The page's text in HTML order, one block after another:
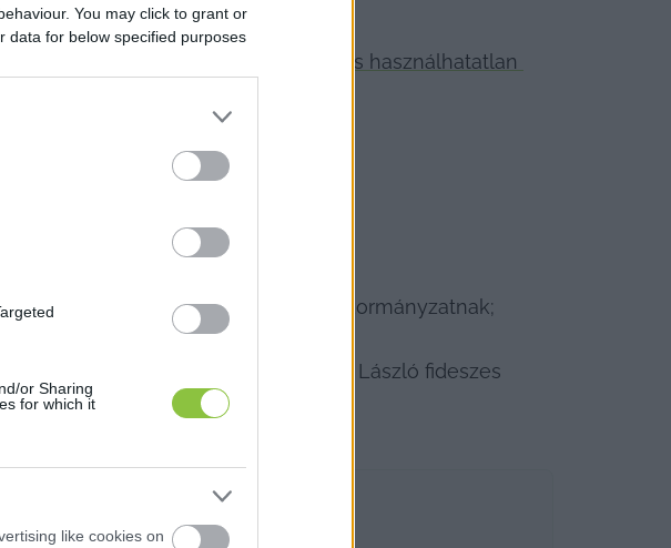
You may click to grant or
data for below specified purposes
or Sharing
for which it
like cookies on
csapjaikból gyakorlatilag
büdös és használhatatlan
és bántalmazzák a helyieket.
több százezer forintjába kerül az önkormányzatnak;
, miután kiderült, hogy a Sipos László fideszes